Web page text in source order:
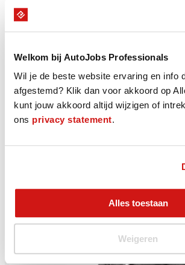
Welkom bij AutoJobs Professionals
Wil je de beste website ervaring en info
afgestemd? Klik dan voor akkoord op
kunt jouw akkoord altijd wijzigen of
ons privacy statement.
Alles toestaan
Weigeren
* (indicatie obv 40 - 45 urige werkweek)
We helpen je graag bij het vinden van jouw
kan op verschillende manieren. Je kunt bij ons
AutoJobs Professional, je wordt lid van onze
projectmatig detacheren of uitzenden bij onze
in dienst bij je nieuwe werkgever kan
met ons op of solliciteer direct op deze vacature.